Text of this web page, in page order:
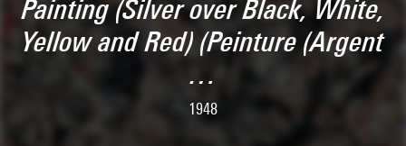
Painting (Silver over Black, White,
Yellow and Red) (Peinture (Argent
…
1948